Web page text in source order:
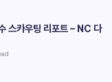
스카우팅 리포트 – NC 다